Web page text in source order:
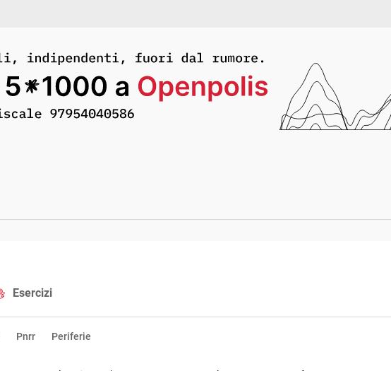
Esercizi
Pnrr Periferie